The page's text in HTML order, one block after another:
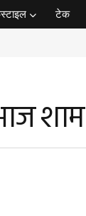
टेक
आज